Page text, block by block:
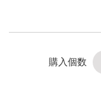
購入個数